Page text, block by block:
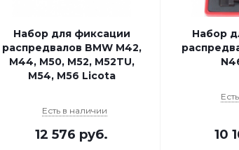
Набор для фиксации
распредвалов BMW M42,
M44, M50, M52, M52TU,
M54, M56 Licota
Есть в наличии
12 576 руб.
Набор
10